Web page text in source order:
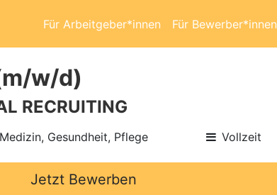
Für Arbeitgeber*innen Für Bewerber*innen
w/d)
RECRUITING
Medizin, Gesundheit, Pflege Vollzeit
Jetzt Bewerben